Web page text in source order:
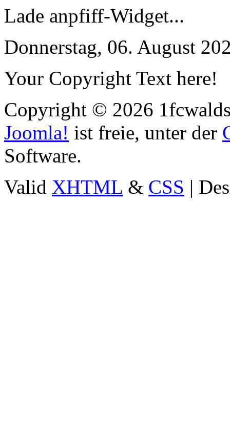
Lade anpfiff-Widget...
Donnerstag, 06. August
Your Copyright Text here!
Copyright © 2026
Joomla! ist freie, unter der
Software.
Valid XHTML & CSS |